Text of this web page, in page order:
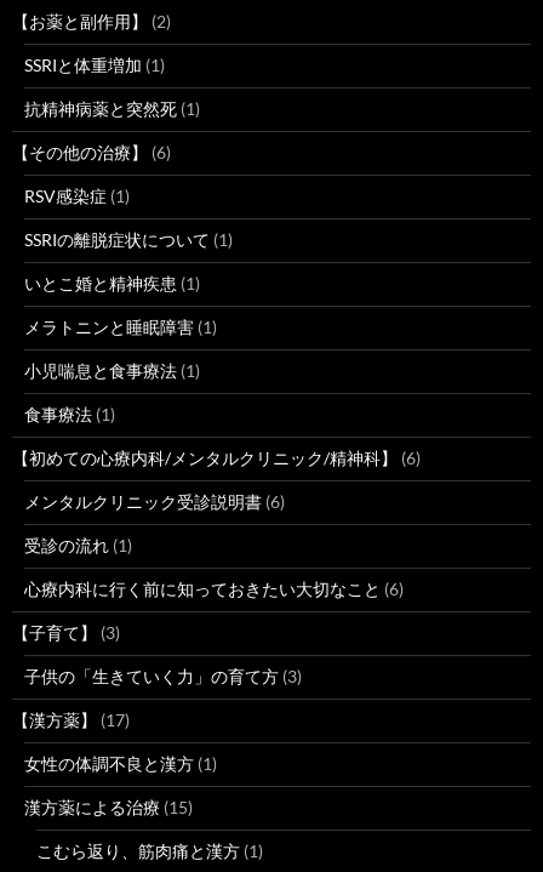
【お薬と副作用】 (2)
SSRIと体重増加 (1)
抗精神病薬と突然死 (1)
【その他の治療】 (6)
RSV感染症 (1)
SSRIの離脱症状について (1)
いとこ婚と精神疾患 (1)
メラトニンと睡眠障害 (1)
小児喘息と食事療法 (1)
食事療法 (1)
【初めての心療内科/メンタルクリニック/精神科】 (6)
メンタルクリニック受診説明書 (6)
受診の流れ (1)
心療内科に行く前に知っておきたい大切なこと (6)
【子育て】 (3)
子供の「生きていく力」の育て方 (3)
【漢方薬】 (17)
女性の体調不良と漢方 (1)
漢方薬による治療 (15)
こむら返り、筋肉痛と漢方 (1)